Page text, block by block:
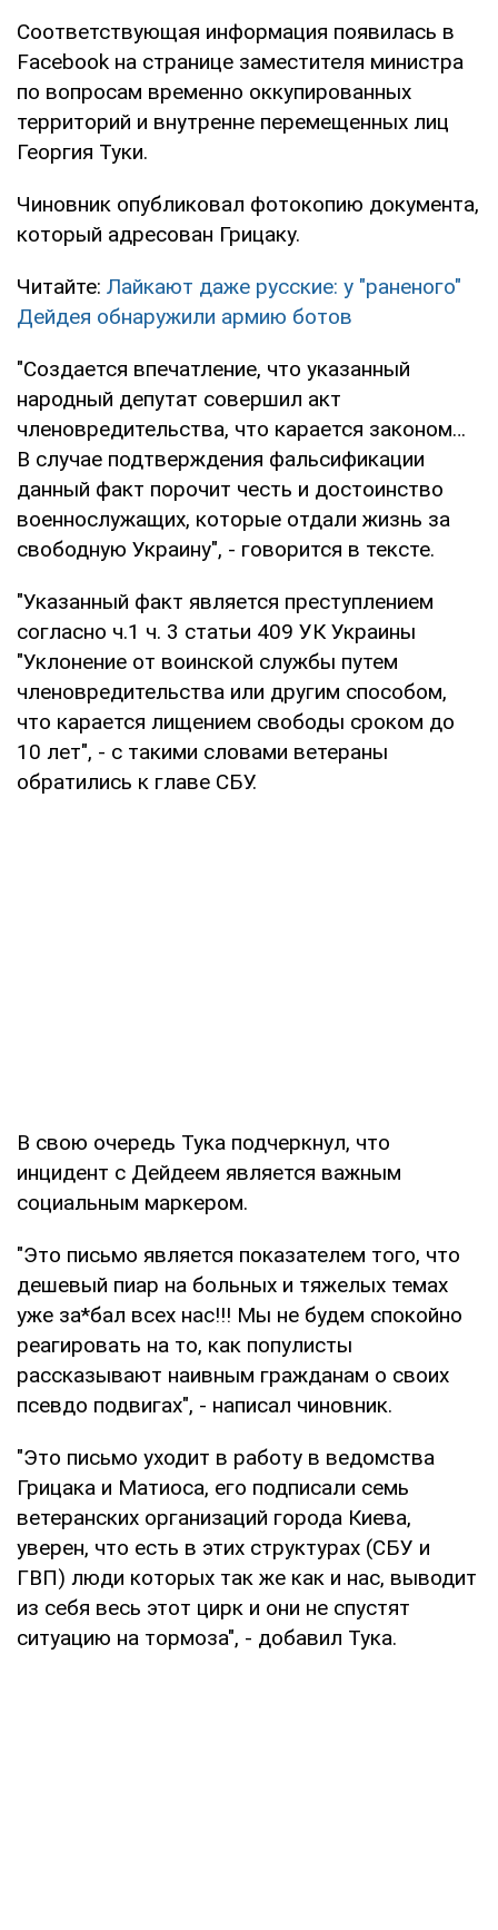
Соответствующая информация появилась в
Facebook на странице заместителя министра
по вопросам временно оккупированных
территорий и внутренне перемещенных лиц
Георгия Туки.
Чиновник опубликовал фотокопию документа,
который адресован Грицаку.
Читайте: Лайкают даже русские: у "раненого"
Дейдея обнаружили армию ботов
"Создается впечатление, что указанный
народный депутат совершил акт
членовредительства, что карается законом…
В случае подтверждения фальсификации
данный факт порочит честь и достоинство
военнослужащих, которые отдали жизнь за
свободную Украину", - говорится в тексте.
"Указанный факт является преступлением
согласно ч.1 ч. 3 статьи 409 УК Украины
"Уклонение от воинской службы путем
членовредительства или другим способом,
что карается лищением свободы сроком до
10 лет", - с такими словами ветераны
обратились к главе СБУ.
В свою очередь Тука подчеркнул, что
инцидент с Дейдеем является важным
социальным маркером.
"Это письмо является показателем того, что
дешевый пиар на больных и тяжелых темах
уже за*бал всех нас!!! Мы не будем спокойно
реагировать на то, как популисты
рассказывают наивным гражданам о своих
псевдо подвигах", - написал чиновник.
"Это письмо уходит в работу в ведомства
Грицака и Матиоса, его подписали семь
ветеранских организаций города Киева,
уверен, что есть в этих структурах (СБУ и
ГВП) люди которых так же как и нас, выводит
из себя весь этот цирк и они не спустят
ситуацию на тормоза", - добавил Тука.